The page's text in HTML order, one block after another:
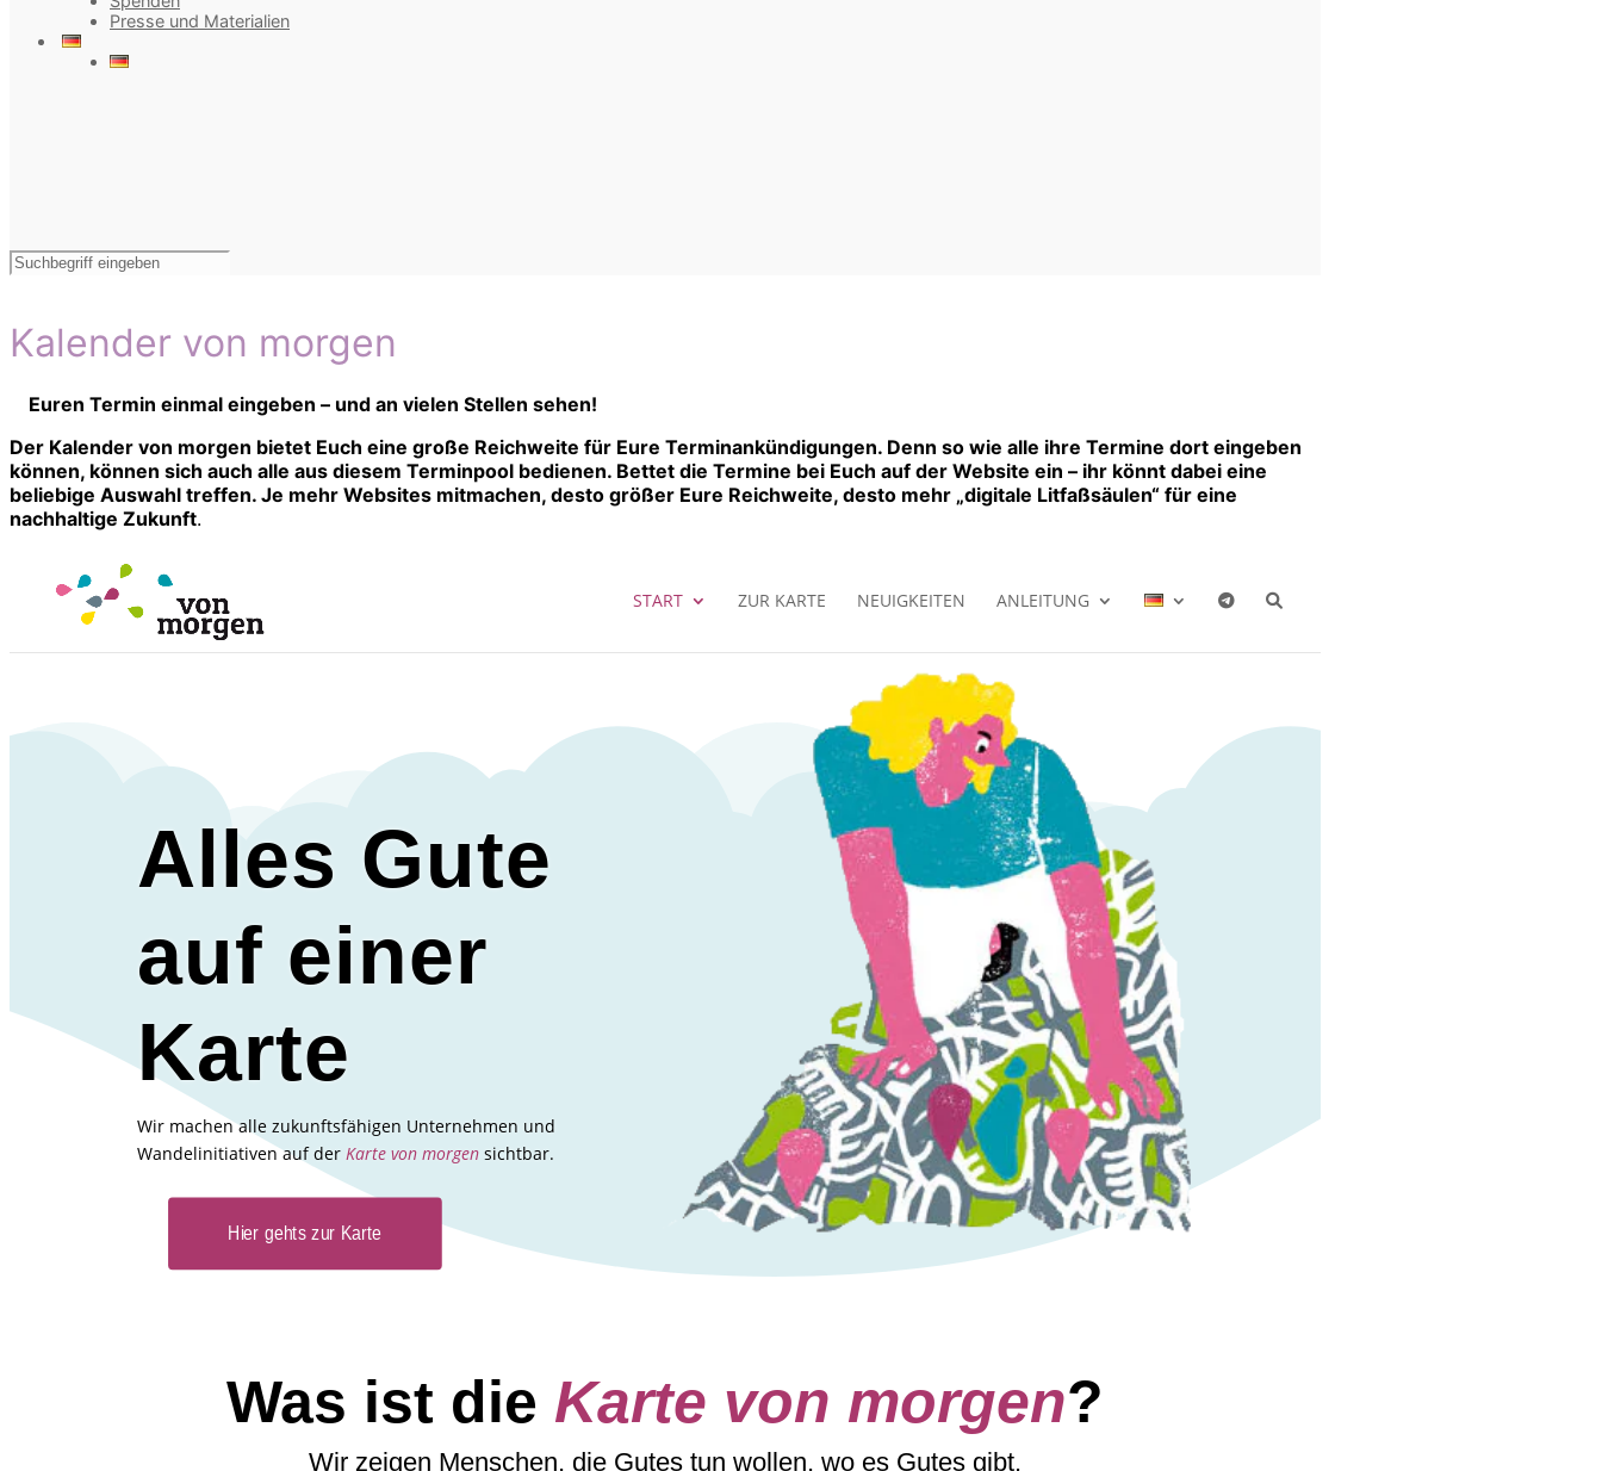
Presse und Materialien
Kalender von morgen
Euren Termin einmal eingeben – und an vielen Stellen sehen!
Der Kalender von morgen bietet Euch eine große Reichweite für Eure Terminankündigungen. Denn so wie alle ihre Termine dort eingeben
können, können sich auch alle aus diesem Terminpool bedienen. Bettet die Termine bei Euch auf der Website ein – ihr könnt dabei eine
beliebige Auswahl treffen. Je mehr Websites mitmachen, desto größer Eure Reichweite, desto mehr „digitale Litfaßsäulen“ für eine
nachhaltige Zukunft.